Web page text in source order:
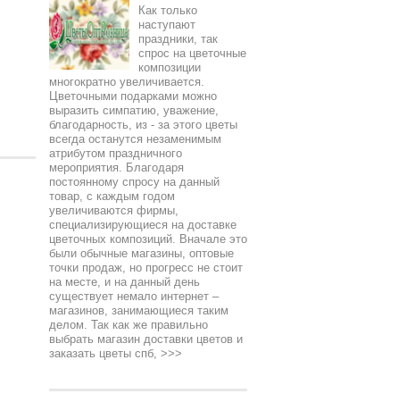
Как только
наступают
праздники, так
спрос на цветочные
композиции
многократно увеличивается.
Цветочными подарками можно
выразить симпатию, уважение,
благодарность, из - за этого цветы
всегда останутся незаменимым
атрибутом праздничного
мероприятия. Благодаря
постоянному спросу на данный
товар, с каждым годом
увеличиваются фирмы,
специализирующиеся на доставке
цветочных композиций. Вначале это
были обычные магазины, оптовые
точки продаж, но прогресс не стоит
на месте, и на данный день
существует немало интернет –
магазинов, занимающиеся таким
делом. Так как же правильно
выбрать магазин доставки цветов и
заказать цветы спб, >>>